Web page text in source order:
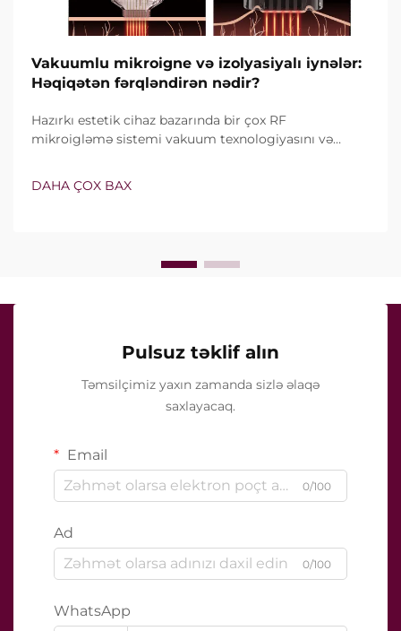
Vakuumlu mikroigne və izolyasiyalı iynələr:
Həqiqətən fərqləndirən nədir?
Hazırkı estetik cihaz bazarında bir çox RF
mikroigləmə sistemi vakuum texnologiyasını və
deyil, onların klinik müalicə zamanı necə dəqiq işlədiyi
DAHA ÇOX BAX
Pulsuz təklif alın
Təmsilçimiz yaxın zamanda sizlə əlaqə
saxlayacaq.
Email
0/100
Ad
0/100
WhatsApp